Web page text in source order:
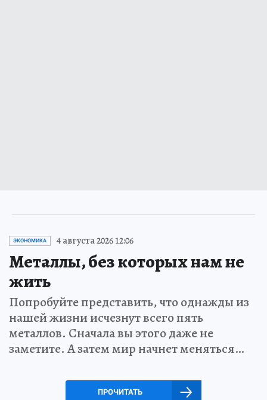
ЭКОНОМИКА 4 августа 2026 12:06
Металлы, без которых нам не
жить
Попробуйте представить, что однажды из
нашей жизни исчезнут всего пять
металлов. Сначала вы этого даже не
заметите. А затем мир начнет меняться…
ПРОЧИТАТЬ